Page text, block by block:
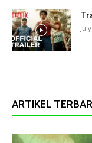
ARTIKEL